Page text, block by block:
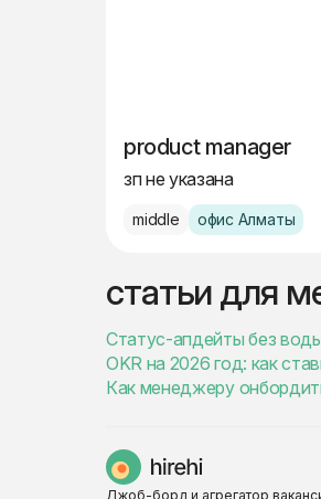
product manager
зп не указана
middle офис Алматы
статьи для
Статус-апдейты без
OKR на 2026 год: как
Как менеджеру
Джоб-борд и агрегатор